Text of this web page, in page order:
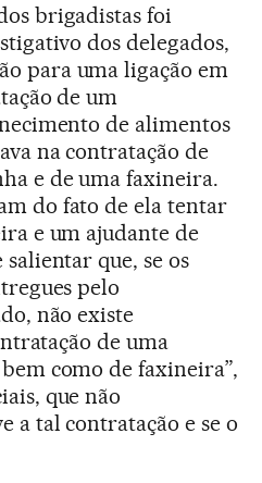
brigadistas foi
dos delegados,
para uma ligação em
de um
de alimentos
na contratação de
e de uma faxineira.
do fato de ela tentar
e um ajudante de
que, se os
pelo
não existe
de uma
como de faxineira”,
que não
a tal contratação e se o